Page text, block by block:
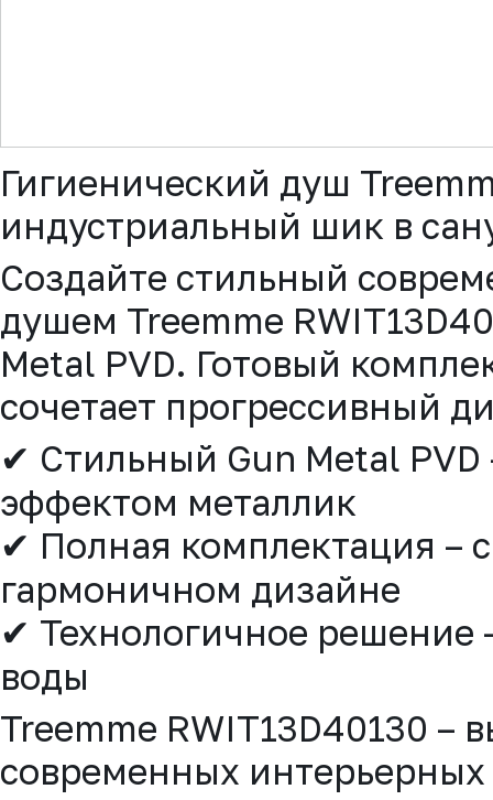
Гигиенический душ
индустриальный шик в
Создайте стильный
душем Treemme
Metal PVD. Готовый
сочетает прогрессивный
✔ Стильный Gun Metal
эффектом металлик
✔ Полная комплектация –
гармоничном дизайне
✔ Технологичное решение
воды
Treemme RWIT13D40130 –
современных